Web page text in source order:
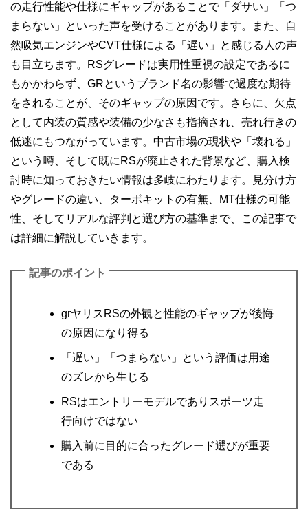
の走行性能や仕様にギャップがあることで「ダサい」「つ
まらない」といった声を受けることがあります。また、自
然吸気エンジンやCVT仕様による「遅い」と感じる人の声
も目立ちます。RSグレードは実用性重視の設定であるに
もかかわらず、GRというブランド名の影響で過度な期待
をされることが、そのギャップの原因です。さらに、欠点
として内装の質感や装備の少なさも指摘され、売れ行きの
低迷にもつながっています。中古市場の現状や「壊れる」
という噂、そして既にRSが廃止された背景など、購入検
討時に知っておきたい情報は多岐にわたります。見分け方
やグレードの違い、ターボキットの有無、MT仕様の可能
性、そしてリアルな評判と選び方の基準まで、この記事で
は詳細に解説していきます。
記事のポイント
grヤリスRSの外観と性能のギャップが後悔
の原因になり得る
「遅い」「つまらない」という評価は用途
のズレから生じる
RSはエントリーモデルでありスポーツ走
行向けではない
購入前に目的に合ったグレード選びが重要
である